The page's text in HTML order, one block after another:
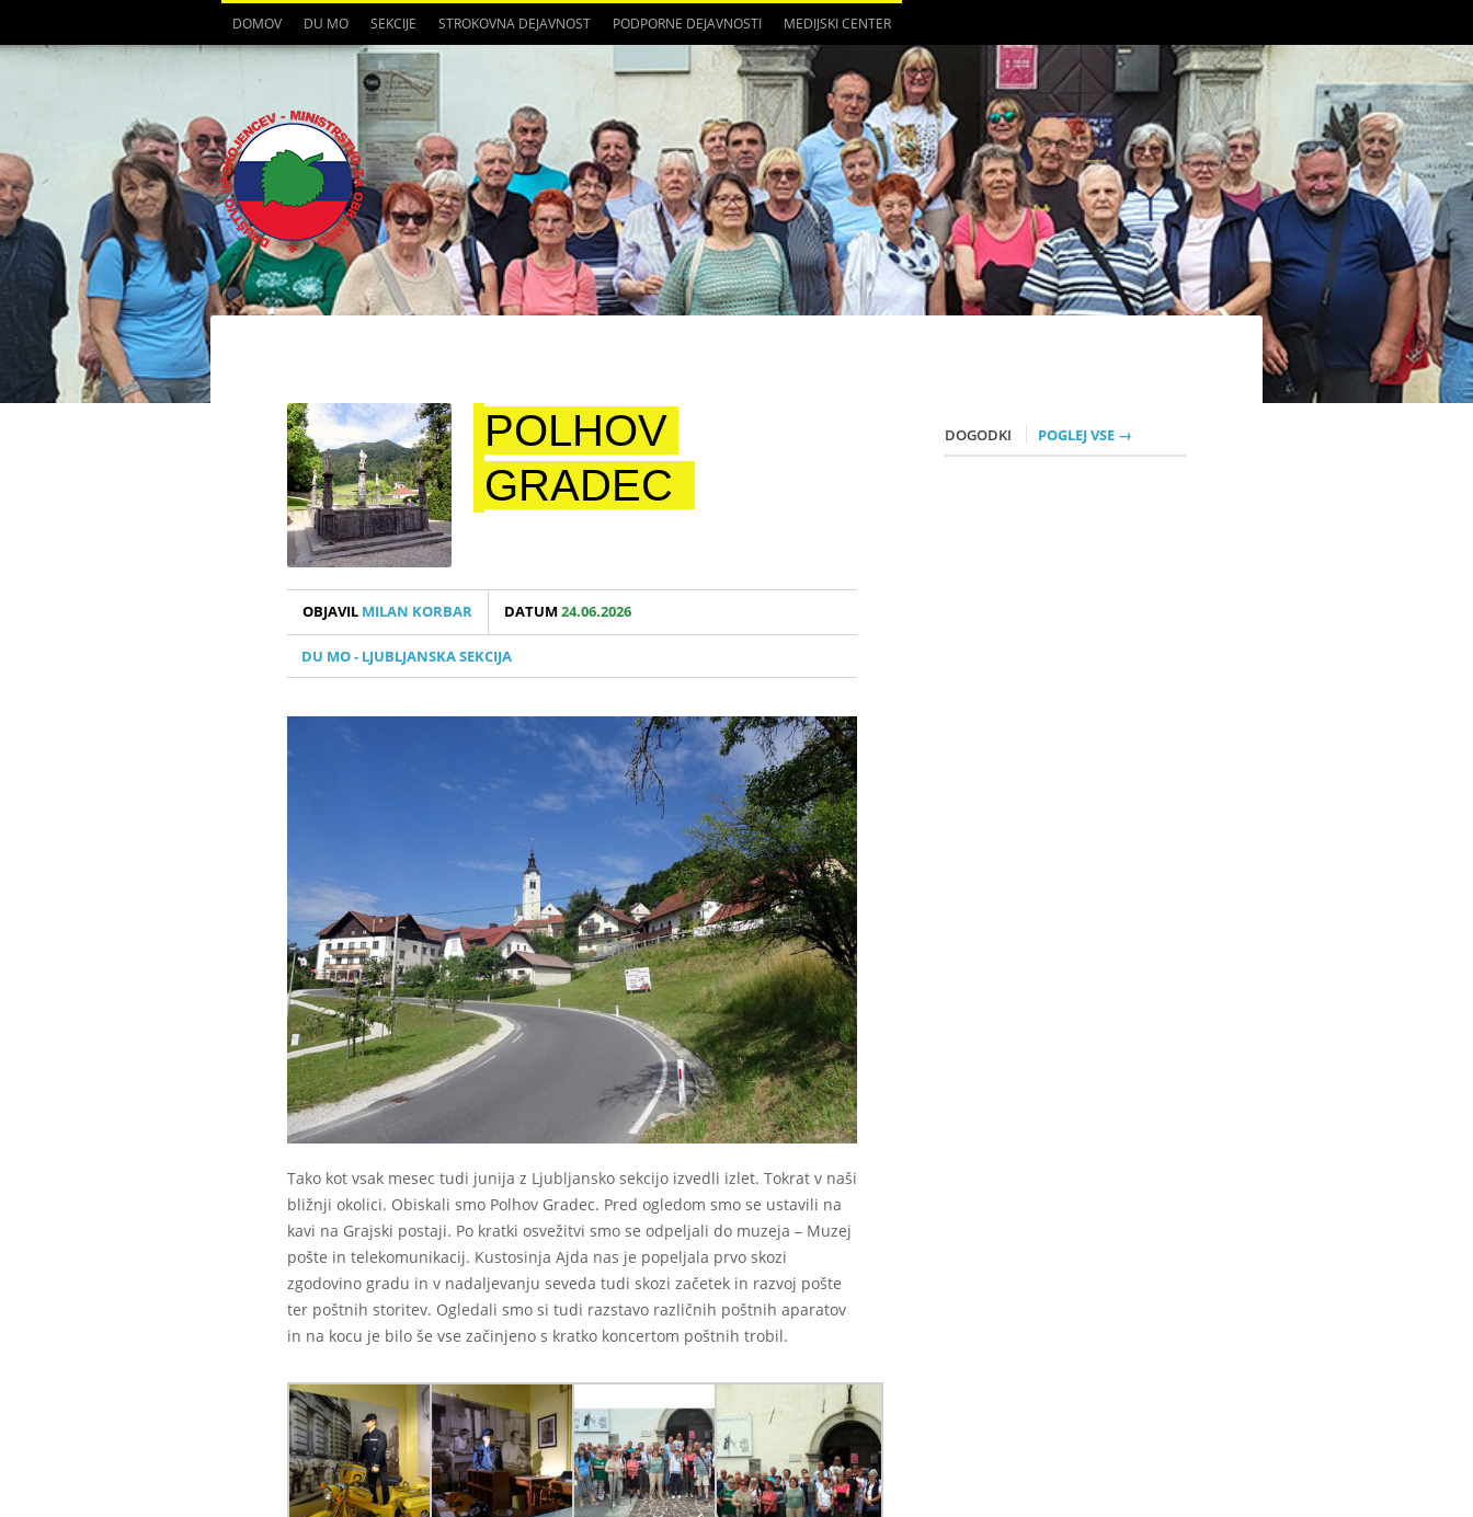
DOMOV DU MO SEKCIJE STROKOVNA DEJAVNOST PODPORNE DEJAVNOSTI MEDIJSKI CENTER
POLHOV
GRADEC
OBJAVIL MILAN KORBAR DATUM24.06.2026
DU MO - LJUBLJANSKA SEKCIJA
Tako kot vsak mesec tudi junija z Ljubljansko sekcijo izvedli izlet. Tokrat v naši
bližnji okolici. Obiskali smo Polhov Gradec. Pred ogledom smo se ustavili na
kavi na Grajski postaji. Po kratki osvežitvi smo se odpeljali do muzeja – Muzej
pošte in telekomunikacij. Kustosinja Ajda nas je popeljala prvo skozi
zgodovino gradu in v nadaljevanju seveda tudi skozi začetek in razvoj pošte
ter poštnih storitev. Ogledali smo si tudi razstavo različnih poštnih aparatov
in na kocu je bilo še vse začinjeno s kratko koncertom poštnih trobil.
DOGODKI POGLEJ VSE →